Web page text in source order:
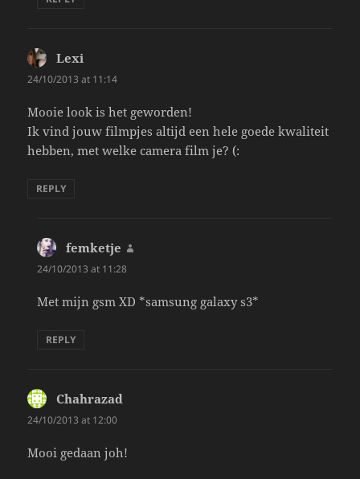
Lexi
24/10/2013 at 11:14
Mooie look is het geworden!
Ik vind jouw filmpjes altijd een hele goede kwaliteit
hebben, met welke camera film je? (:
REPLY
femketje
24/10/2013 at 11:28
Met mijn gsm XD *samsung galaxy s3*
REPLY
Chahrazad
24/10/2013 at 12:00
Mooi gedaan joh!